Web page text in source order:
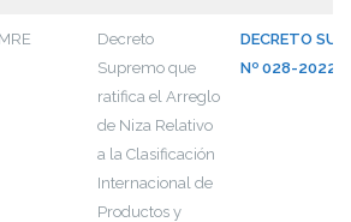
MRE
Decreto
Supremo que
ratifica el Arreglo
de Niza Relativo
a la Clasificación
Internacional de
Productos y
DECRETO
Nº 028-2022-